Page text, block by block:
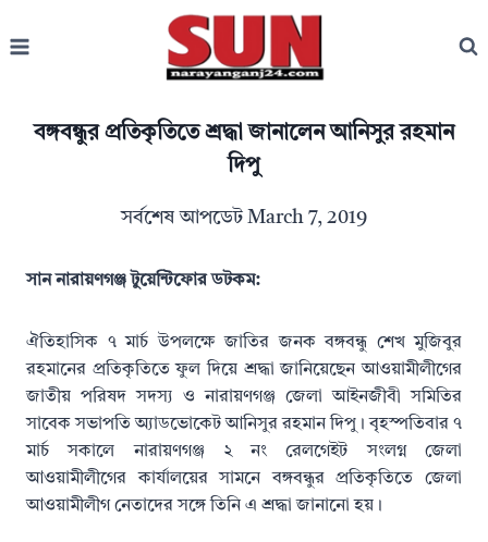
to
বঙ্গবন্ধুর প্রতিকৃতিতে শ্রদ্ধা জানালেন আনিসুর রহমান
দিপু
সর্বশেষ আপডেট March 7, 2019
সান নারায়ণগঞ্জ টুয়েন্টিফোর ডটকম:
ঐতিহাসিক ৭ মার্চ উপলক্ষে জাতির জনক বঙ্গবন্ধু শেখ মুজিবুর
রহমানের প্রতিকৃতিতে ফুল দিয়ে শ্রদ্ধা জানিয়েছেন আওয়ামীলীগের
জাতীয় পরিষদ সদস্য ও নারায়ণগঞ্জ জেলা আইনজীবী সমিতির
সাবেক সভাপতি অ্যাডভোকেট আনিসুর রহমান দিপু। বৃহস্পতিবার ৭
মার্চ সকালে নারায়ণগঞ্জ ২ নং রেলগেইট সংলগ্ন জেলা
আওয়ামীলীগের কার্যালয়ের সামনে বঙ্গবন্ধুর প্রতিকৃতিতে জেলা
আওয়ামীলীগ নেতাদের সঙ্গে তিনি এ শ্রদ্ধা জানানো হয়।